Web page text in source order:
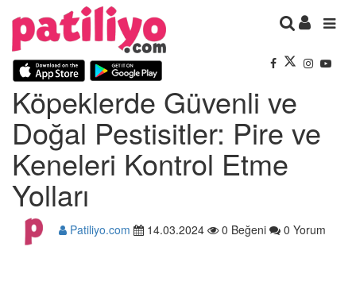
Köpeklerde Güvenli ve
Doğal Pestisitler: Pire ve
Keneleri Kontrol Etme
Yolları
Patiliyo.com 14.03.2024 0 Beğeni 0 Yorum